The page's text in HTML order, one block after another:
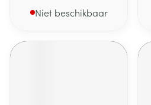
Niet beschikbaar